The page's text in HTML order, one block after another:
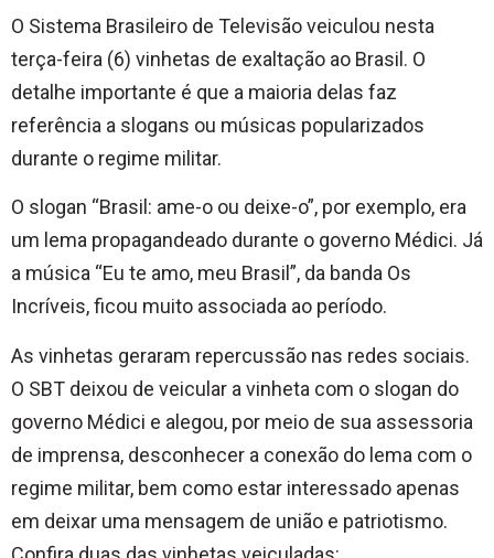
O Sistema Brasileiro de Televisão veiculou nesta
terça-feira (6) vinhetas de exaltação ao Brasil. O
detalhe importante é que a maioria delas faz
referência a slogans ou músicas popularizados
durante o regime militar.
O slogan “Brasil: ame-o ou deixe-o”, por exemplo, era
um lema propagandeado durante o governo Médici. Já
a música “Eu te amo, meu Brasil”, da banda Os
Incríveis, ficou muito associada ao período.
As vinhetas geraram repercussão nas redes sociais.
O SBT deixou de veicular a vinheta com o slogan do
governo Médici e alegou, por meio de sua assessoria
de imprensa, desconhecer a conexão do lema com o
regime militar, bem como estar interessado apenas
em deixar uma mensagem de união e patriotismo.